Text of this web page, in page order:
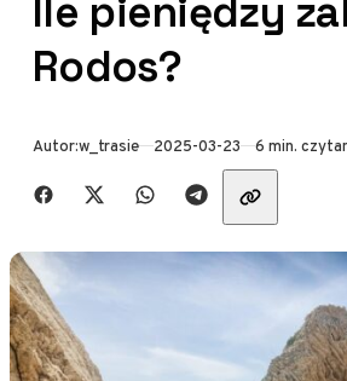
Ile pieniędzy
Rodos?
Autor:w_trasie Opublikowano
2025-03-23 6 min.
Udostępnij znajomym